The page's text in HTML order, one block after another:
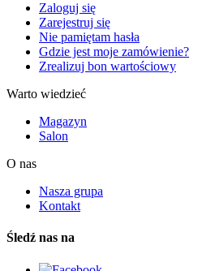
Zaloguj się
Zarejestruj się
Nie pamiętam hasła
Gdzie jest moje zamówienie?
Zrealizuj bon wartościowy
Warto wiedzieć
Magazyn
Salon
O nas
Nasza grupa
Kontakt
Śledź nas na